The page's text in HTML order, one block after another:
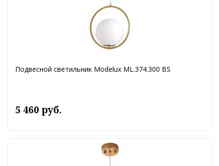
Подвесной светильник Modelux ML.374.300 BS
5 460 руб.